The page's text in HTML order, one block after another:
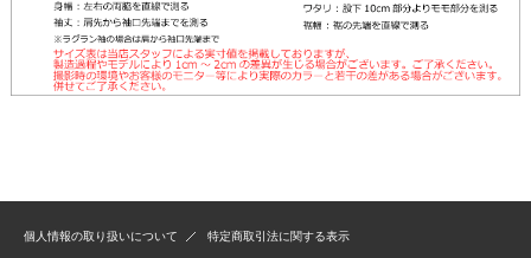
個人情報の取り扱いについて 特定商取引法に関する表示